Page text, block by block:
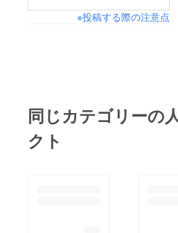
※投稿する際の注意点
同じカテゴリーの
クト